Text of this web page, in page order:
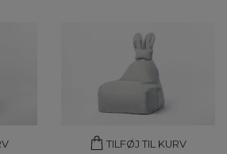
TILFØJ TIL KURV